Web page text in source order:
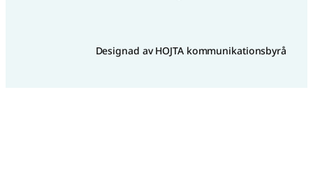
Designad av HOJTA kommunikationsbyrå